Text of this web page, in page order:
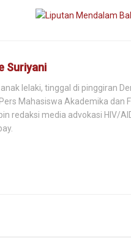
Suriyani
anak lelaki, tinggal di pinggiran
Mahasiswa Akademika dan
redaksi media advokasi HIV/